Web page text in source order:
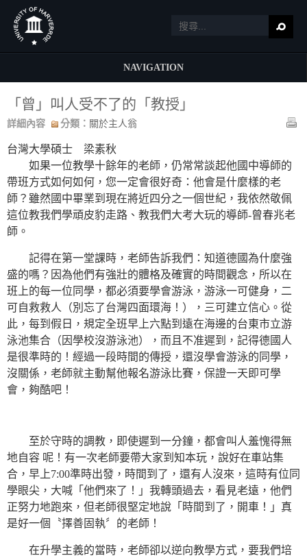
NAVIGATION
「曾」叫人受不了的「教授」
詳細內容 分類： 關於主人翁
台灣大學碩士 梁素秋
如果一位教學十餘年的老師，仍常常談起他國中導師的
帶班方式如何如何，您一定會很好奇：他會是什麼樣的老
師？雖然國中畢業到現在將近四分之一個世紀，我依然敬佩
這位教我們學頑皮豹走路、教我們大考大玩的導師-曾春兆老
師。
記得在第一堂課時，老師告訴我們：知道德國為什麼強
盛的嗎？因為他們有強壯的體格及確實的時間觀念，所以在
班上的每一位同學，都必須要學會游泳，游泳一可健身，二
可自救救人（別忘了台灣四面環海！），三可建立信心。從
此，每到假日，規定全班早上六點到遠在海邊的台東市立游
泳池集合（因學校沒游泳池），而且不准遲到，記得德國人
是很準時的！經過一段時間的傳授，還沒學會游泳的同學，
沒關係，老師就主動幫他報名游泳比賽，保證一天即可學
會，夠酷吧！
至於守時的調教，即使遲到一分鐘，都會叫人羞愧得無
地自容 呢！有一次老師要帶大家到知本玩，說好在車站集
合，早上7:00準時出發，時間到了，還有人沒來，這時有位同
學眼尖，大喊「他們來了！」我轉頭過去，看見老遠，他們
正努力地跑來，但老師很堅定地說「時間到了，開車！」真
是好一個〝擇善固執〞的老師！
在升學主義的當時，老師卻以逆向教學方式，要我們培